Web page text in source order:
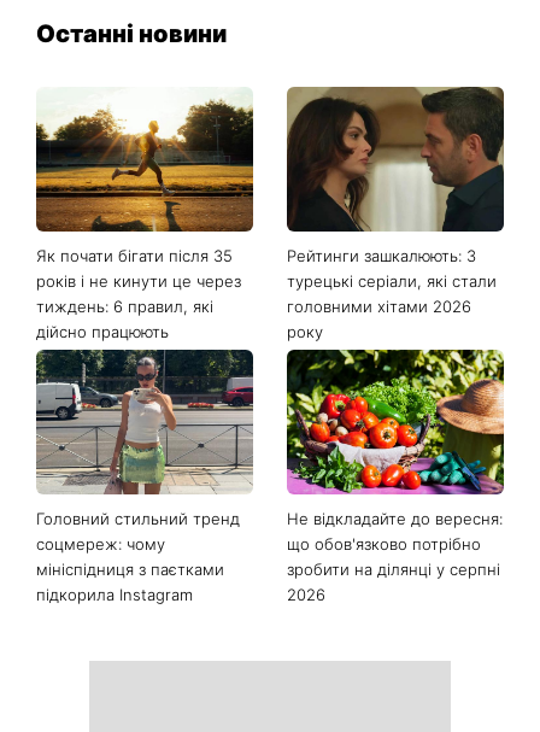
Останні новини
Як почати бігати після 35
років і не кинути це через
тиждень: 6 правил, які
дійсно працюють
Рейтинги зашкалюють: 3
турецькі серіали, які стали
головними хітами 2026
року
Головний стильний тренд
соцмереж: чому
мініспідниця з паєтками
підкорила Instagram
Не відкладайте до вересня:
що обов'язково потрібно
зробити на ділянці у серпні
2026